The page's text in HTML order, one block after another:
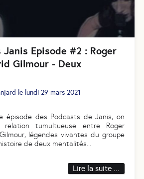
Janis Episode #2 : Roger
Gilmour - Deux
le lundi 29 mars 2021
épisode des Podcasts de Janis, on
tumultueuse entre Roger
légendes vivantes du groupe
de deux mentalités
Lire la suite ...